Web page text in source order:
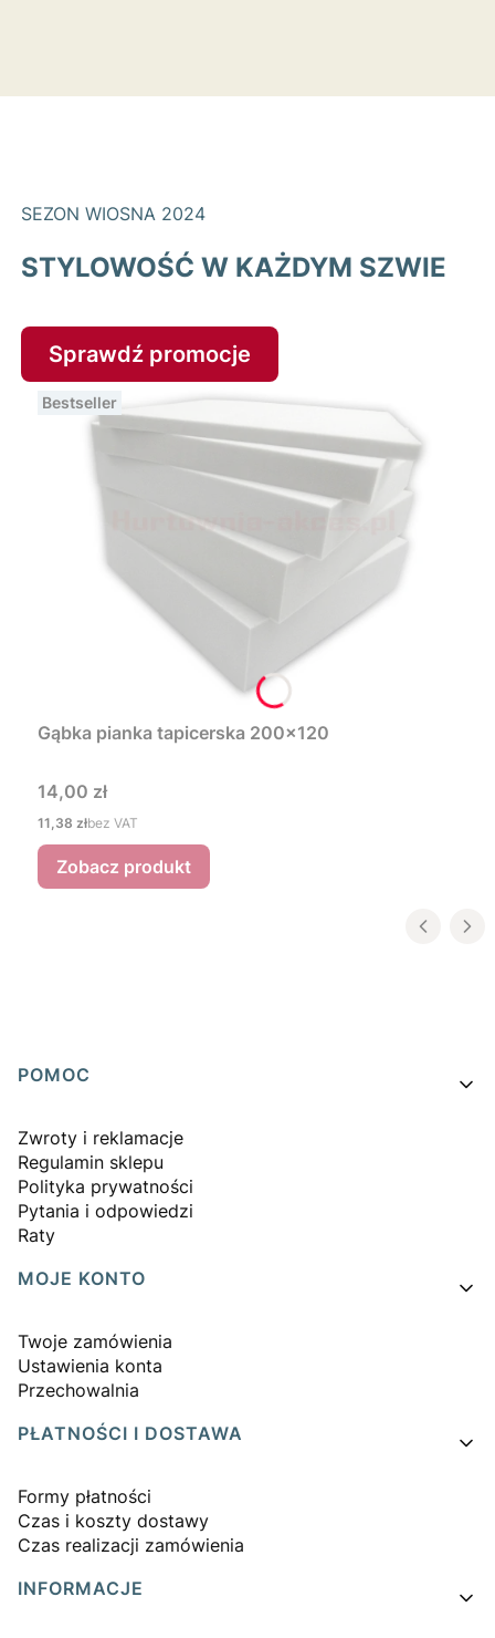
SEZON WIOSNA 2024
STYLOWOŚĆ W KAŻDYM SZWIE
Sprawdź promocje
Bestseller
Gąbka pianka tapicerska 200x120
Cena
14,00 zł
Cena
11,38 złbez VAT
Zobacz produkt
Linki w stopce
POMOC
Zwroty i reklamacje
Regulamin sklepu
Polityka prywatności
Pytania i odpowiedzi
Raty
MOJE KONTO
Twoje zamówienia
Ustawienia konta
Przechowalnia
PŁATNOŚCI I DOSTAWA
Formy płatności
Czas i koszty dostawy
Czas realizacji zamówienia
INFORMACJE